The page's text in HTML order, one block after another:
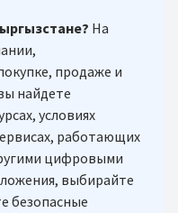
На
продаже и
найдете
условиях
работающих
цифровыми
выбирайте
безопасные